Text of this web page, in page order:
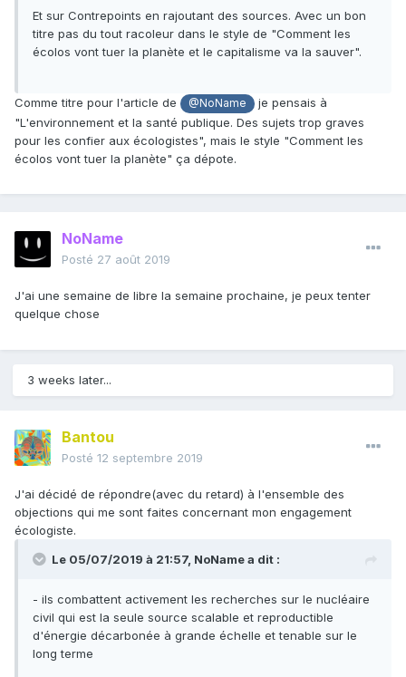
Et sur Contrepoints en rajoutant des sources. Avec un bon
titre pas du tout racoleur dans le style de "Comment les
écolos vont tuer la planète et le capitalisme va la sauver".
Comme titre pour l'article de @NoName
je pensais à
"L'environnement et la santé publique. Des sujets trop graves
pour les confier aux écologistes", mais le style "Comment les
écolos vont tuer la planète" ça dépote.
NoName
Posté 27 août 2019
J'ai une semaine de libre la semaine prochaine, je peux tenter
quelque chose
3 weeks later...
Bantou
Posté 12 septembre 2019
J'ai décidé de répondre(avec du retard) à l'ensemble des
objections qui me sont faites concernant mon engagement
écologiste.
Le 05/07/2019 à 21:57, NoNamea dit :
- ils combattent activement les recherches sur le nucléaire
civil qui est la seule source scalable et reproductible
d'énergie décarbonée à grande échelle et tenable sur le
long terme